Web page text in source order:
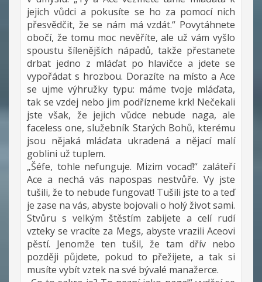
jejich vůdci a pokusíte se ho za pomocí nich
přesvědčit, že se nám má vzdát.“ Povytáhnete
obočí, že tomu moc nevěříte, ale už vám vyšlo
spoustu šílenějších nápadů, takže přestanete
drbat jedno z mláďat po hlavičce a jdete se
vypořádat s hrozbou. Dorazíte na místo a Ace
se ujme výhružky typu: máme tvoje mláďata,
tak se vzdej nebo jim podřízneme krk! Nečekali
jste však, že jejich vůdce nebude naga, ale
faceless one, služebník Starých Bohů, kterému
jsou nějaká mláďata ukradená a nějací malí
goblini už tuplem.
„Šéfe, tohle nefunguje. Mizim vocaď!“ zaláteří
Ace a nechá vás napospas nestvůře. Vy jste
tušili, že to nebude fungovat! Tušili jste to a teď
je zase na vás, abyste bojovali o holý život sami.
Stvůru s velkým štěstím zabijete a celí rudí
vzteky se vracíte za Megs, abyste vrazili Aceovi
pěstí. Jenomže ten tušil, že tam dřív nebo
později půjdete, pokud to přežijete, a tak si
musíte vybít vztek na své bývalé manažerce.